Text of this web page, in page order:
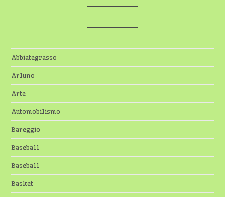
Abbiategrasso
Arluno
Arte
Automobilismo
Bareggio
Baseball
Baseball
Basket